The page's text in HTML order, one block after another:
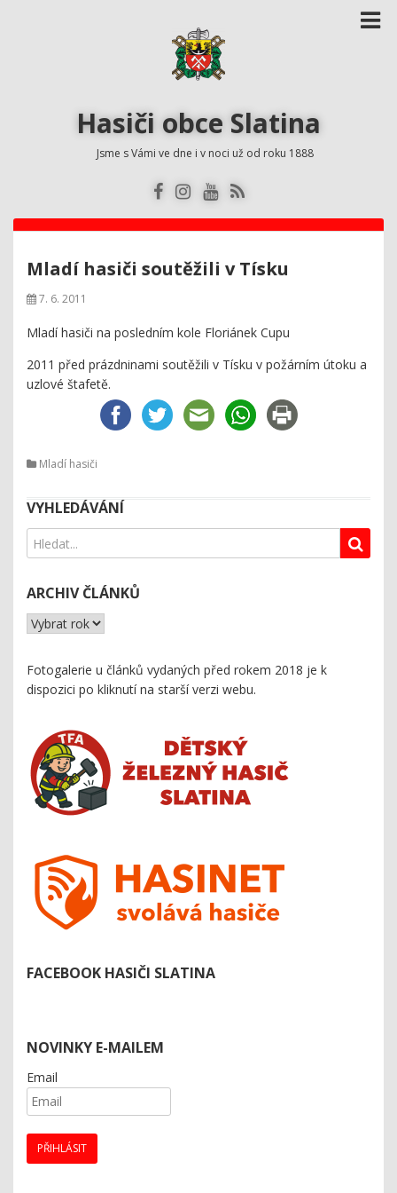
Hasiči obce Slatina
Jsme s Vámi ve dne i v noci už od roku 1888
Mladí hasiči soutěžili v Tísku
7. 6. 2011
Mladí hasiči na posledním kole Floriánek Cupu
2011 před prázdninami soutěžili v Tísku v požárním útoku a
uzlové štafetě.
Mladí hasiči
VYHLEDÁVÁNÍ
ARCHIV ČLÁNKŮ
Fotogalerie u článků vydaných před rokem 2018 je k
dispozici po kliknutí na starší verzi webu.
FACEBOOK HASIČI SLATINA
NOVINKY E-MAILEM
Email